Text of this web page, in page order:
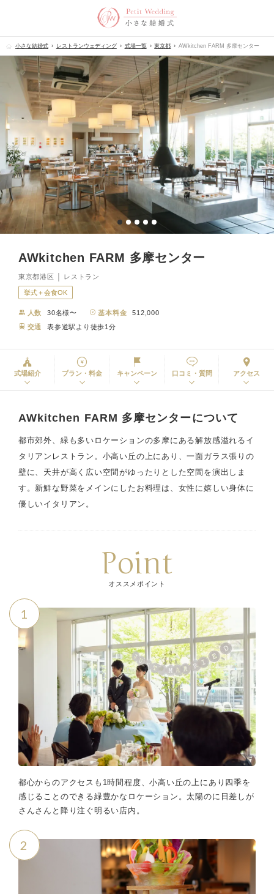
小さな結婚式 レストランウェディング 式場一覧 東京都 AWkitchen FARM 多摩センター
AWkitchen FARM 多摩センター
東京都港区 │ レストラン
挙式＋会食OK
人数 30名様〜 基本料金
512,000
交通
表参道駅より徒歩1分
式場紹介 プラン・料金 キャンペーン 口コミ・質問 アクセス
AWkitchen FARM 多摩センターについて
都市郊外、緑も多いロケーションの多摩にある解放感溢れるイ
タリアンレストラン。小高い丘の上にあり、一面ガラス張りの
壁に、天井が高く広い空間がゆったりとした空間を演出しま
す。新鮮な野菜をメインにしたお料理は、女性に嬉しい身体に
優しいイタリアン。
Point
オススメポイント
1
都心からのアクセスも1時間程度、小高い丘の上にあり四季を
感じることのできる緑豊かなロケーション。太陽のに日差しが
さんさんと降り注ぐ明るい店内。
2